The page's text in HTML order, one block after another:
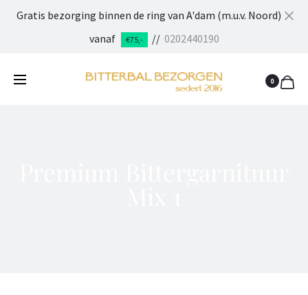
Gratis bezorging binnen de ring van A'dam (m.u.v. Noord)
vanaf
€75,- // 0202440190
0